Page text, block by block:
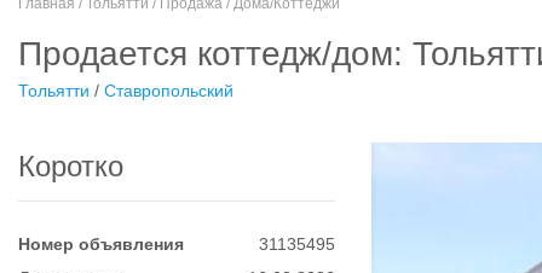
Главная / Тольятти / Продажа / Дома/Коттеджи
Продается коттедж/дом:
Тольятти / Ставропольский
Коротко
Номер объявления
31135495